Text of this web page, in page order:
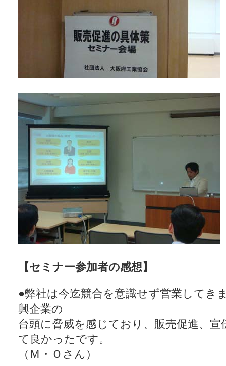
【セミナー参加者の感想】
●弊社は今迄競合を意識せず営業してき
興企業の
台頭に脅威を感じており、販売促進、
て良かったです。
（Ｍ・Ｏさん）